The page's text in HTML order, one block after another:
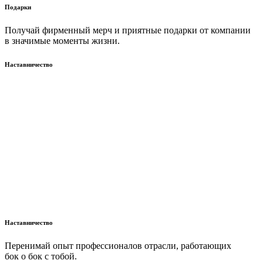
Подарки
Получай фирменный мерч и приятные подарки от компании
в значимые моменты жизни.
Наставничество
Наставничество
Перенимай опыт профессионалов отрасли, работающих
бок о бок с тобой.